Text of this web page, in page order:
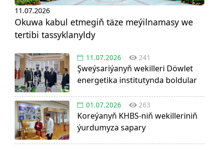
11.07.2026
Okuwa kabul etmegiň täze meýilnamasy we
tertibi tassyklanyldy
11.07.2026 241
Şweýsariýanyň wekilleri Döwlet
energetika institutynda boldular
01.07.2026 263
Koreýanyň KHBS-niň wekilleriniň
ýurdumyza sapary